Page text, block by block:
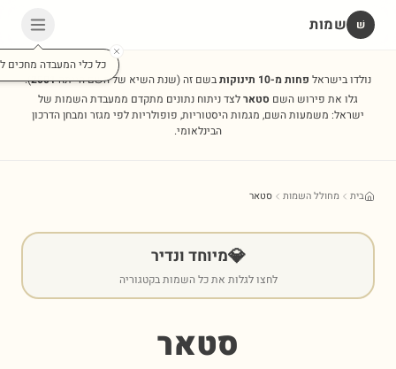
שׁ שמות
כל כלי המעבדה מחכים
נולדו בישראל פחות מ-10 תינוקות בשם זה(שנת השיא של השם הייתה2001
).
גלו את פירוש השם סטארלצד ניתוח נתונים מתקדם ממעבדת השמות של
ישראל: משמעות השם, מגמות היסטוריות, פופולריות לפי מגזר ומבחן הדרכון
הבינלאומי.
בית מחולל השמות סטאר
💎מיוחד ונדיר
לחצו לגלות את כל השמות בקטגוריה
סטאר